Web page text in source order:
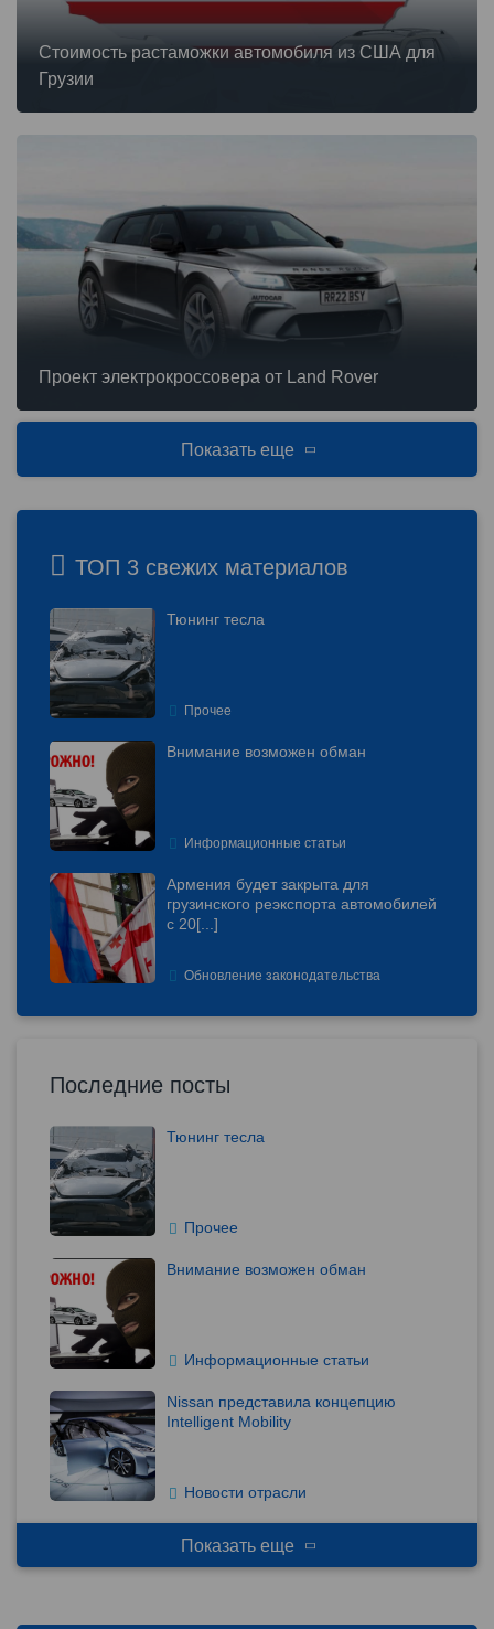
Стоимость растаможки автомобиля из США для
Грузии
Проект электрокроссовера от Land Rover
Показать еще
ТОП 3 свежих материалов
Тюнинг тесла
Прочее
Внимание возможен обман
Информационные статьи
Армения будет закрыта для
грузинского реэкспорта автомобилей
с 20[...]
Обновление законодательства
Последние посты
Тюнинг тесла
Прочее
Внимание возможен обман
Информационные статьи
Nissan представила концепцию
Intelligent Mobility
Новости отрасли
Показать еще